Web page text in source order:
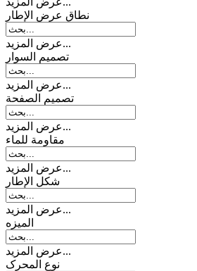
نطاق عرض الإطار
عرض المزيد...
تصمیم السوار
عرض المزيد...
تصميم الصفحة
عرض المزيد...
مقاومة للماء
عرض المزيد...
شكل الإطار
عرض المزيد...
المیزه
عرض المزيد...
نوع المحرک